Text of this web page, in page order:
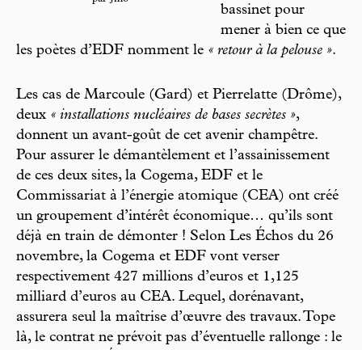
bassinet pour
mener à bien ce que
les poètes d’EDF nomment le « retour à la pelouse ».
Les cas de Marcoule (Gard) et Pierrelatte (Drôme),
deux « installations nucléaires de bases secrètes »,
donnent un avant-goût de cet avenir champêtre.
Pour assurer le démantèlement et l’assainissement
de ces deux sites, la Cogema, EDF et le
Commissariat à l’énergie atomique (CEA) ont créé
un groupement d’intérêt économique… qu’ils sont
déjà en train de démonter ! Selon Les Échos du 26
novembre, la Cogema et EDF vont verser
respectivement 427 millions d’euros et 1,125
milliard d’euros au CEA. Lequel, dorénavant,
assurera seul la maîtrise d’œuvre des travaux. Tope
là, le contrat ne prévoit pas d’éventuelle rallonge : le